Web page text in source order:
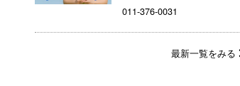
011-376-0031
最新一覧をみる